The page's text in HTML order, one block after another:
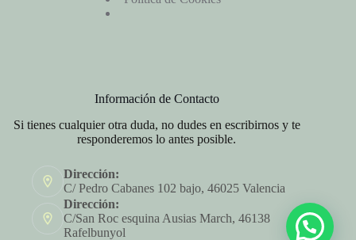
Información de Contacto
Si tienes cualquier otra duda, no dudes en escribirnos y te
responderemos lo antes posible.
Dirección:
C/ Pedro Cabanes 102 bajo, 46025 Valencia
Dirección:
C/San Roc esquina Ausias March, 46138
Rafelbunyol